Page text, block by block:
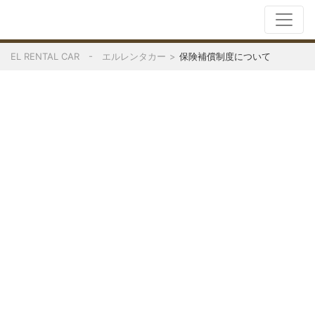
EL RENTAL CAR - エルレンタカー 保険補償制度について